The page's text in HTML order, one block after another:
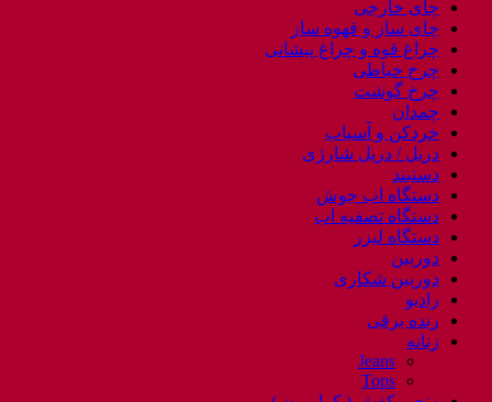
چای خارجی
چای ساز و قهوه ساز
چراغ قوه و چراغ پیشانی
چرخ خیاطی
چرخ گوشت
چمدان
خردکن و آسیاب
دریل / دریل شارژی
دستبند
دستگاه اب جوش
دستگاه تصفیه اب
دستگاه لیزر
دوربین
دوربین شکاری
رادیو
رنده برقی
زنانه
Jeans
Tops